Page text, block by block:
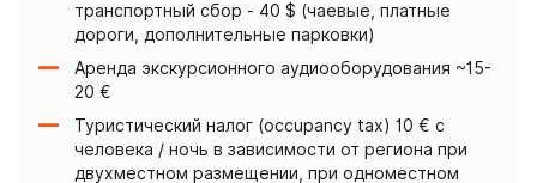
транспортный сбор - 40 $ (чаевые, платные
дороги, дополнительные парковки)
Аренда экскурсионного аудиооборудования ~15-
20 €
Туристический налог (occupancy tax) 10 € с
человека / ночь в зависимости от региона при
двухместном размещении, при одноместном